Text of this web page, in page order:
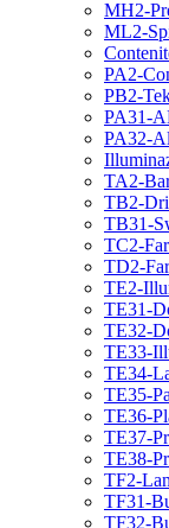
MH2-
ML2-
PA2-
PB2-
PA31-
PA32-
TA2-
TB2-
TB31-
TC2-
TD2-
TE2-
TE31-
TE32-
TE33-
TE34-
TE35-
TE36-
TE37-
TE38-
TF2-
TF31-
TF32-